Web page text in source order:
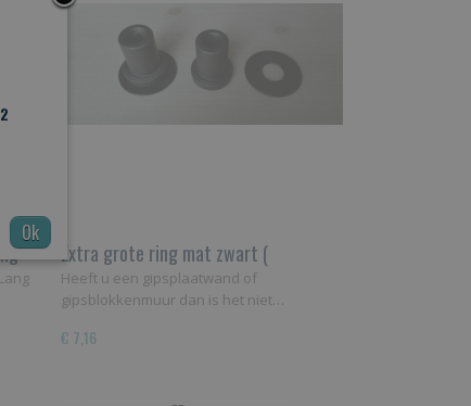
Extra grote ring mat zwart (
drukverdeler)
Heeft u een gipsplaatwand of
gipsblokkenmuur dan is het niet…
€ 7,16
Ok